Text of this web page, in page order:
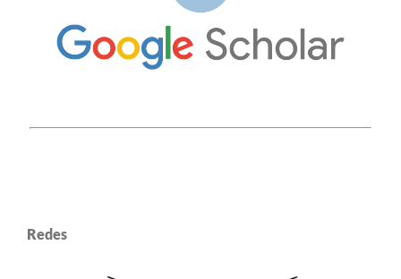
Redes